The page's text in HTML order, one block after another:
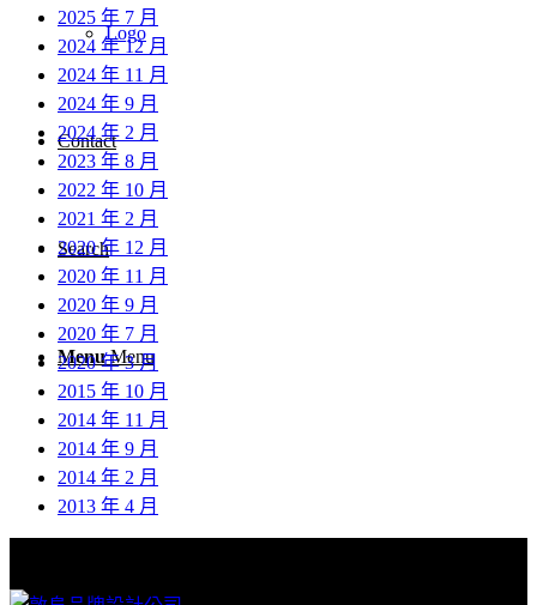
Logo
Contact
Search
Menu Menu
2025 年 7 月
2024 年 12 月
2024 年 11 月
2024 年 9 月
2024 年 2 月
2023 年 8 月
2022 年 10 月
2021 年 2 月
2020 年 12 月
2020 年 11 月
2020 年 9 月
2020 年 7 月
2020 年 3 月
2015 年 10 月
2014 年 11 月
2014 年 9 月
2014 年 2 月
2013 年 4 月